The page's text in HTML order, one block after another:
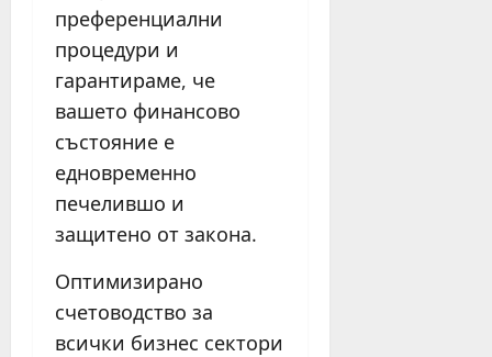
преференциални
процедури и
гарантираме, че
вашето финансово
състояние е
едновременно
печелившо и
защитено от закона.
Оптимизирано
счетоводство за
всички бизнес сектори